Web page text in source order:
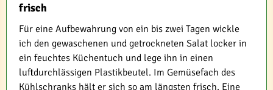
frisch
Für eine Aufbewahrung von ein bis zwei Tagen wickle
ich den gewaschenen und getrockneten Salat locker in
ein feuchtes Küchentuch und lege ihn in einen
luftdurchlässigen Plastikbeutel. Im Gemüsefach des
Kühlschranks hält er sich so am längsten frisch. Eine